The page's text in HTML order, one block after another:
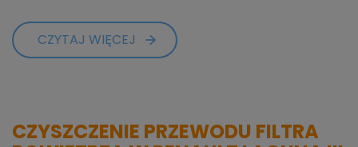
CZYTAJ WIĘCEJ
CZYSZCZENIE PRZEWODU FILTRA